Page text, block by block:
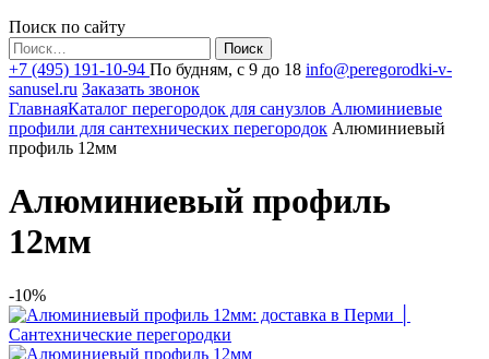
Поиск по сайту
Найти:
+7 (495) 191-10-94 По будням, с 9 до 18 info@peregorodki-v-
sanusel.ru Заказать звонок
ГлавнаяКаталог перегородок для санузлов Алюминиевые
профили для сантехнических перегородок Алюминиевый
профиль 12мм
Алюминиевый профиль
12мм
-10%